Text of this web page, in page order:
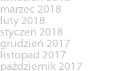
marzec 2018
luty 2018
styczeń 2018
grudzień 2017
listopad 2017
październik 2017